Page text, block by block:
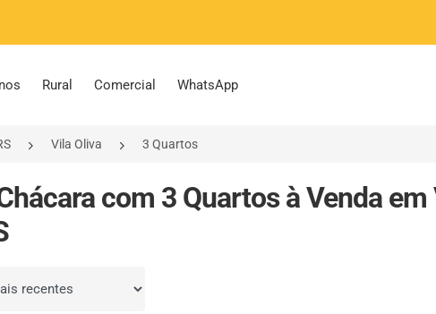
Rural Comercial WhatsApp
Vila Oliva 3 Quartos
com 3 Quartos à Venda em
por